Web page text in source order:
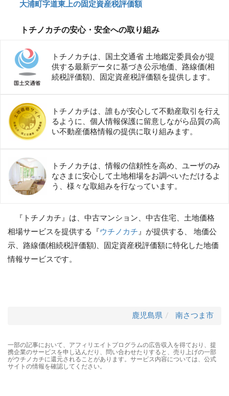
大浦町字道東上の固定資産税評価額
トチノカチの安心・安全への取り組み
トチノカチは、国土交通省 土地鑑定委員会が提
供する最新データに基づき公示地価、路線価(相
続税評価額)、固定資産税評価額を提供します。
トチノカチは、誰もが安心して不動産取引を行え
るように、個人情報保護に留意しながら品質の高
い不動産価格情報の提供に取り組みます。
トチノカチは、情報の信頼性を高め、ユーザのみ
なさまに安心して土地相場をお調べいただけるよ
う、様々な取組みを行なっています。
『トチノカチ』は、中古マンション、中古住宅、土地価格
相場サービスを提供する『 ウチノカチ 』が提供する、 地価公
示、路線価(相続税評価額)、固定資産税評価額に特化した地価
情報サービスです。
鹿児島県 南さつま市
一部の記事において、アフィリエイトプログラムの広告収入を得ており、提
携企業のサービスを申し込んだり、問い合わせたりすると、売り上げの一部
がウチノカチに還元されることがあります。サービス内容については、公式
サイトの情報を確認してください。